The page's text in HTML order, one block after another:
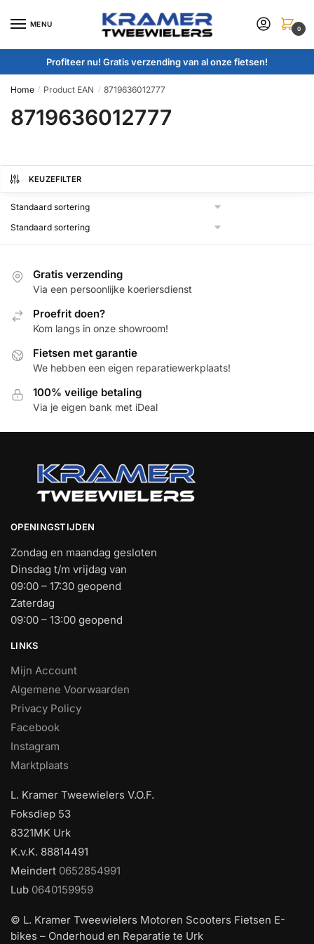
MENU
0
Profiteer nu! Gratis verzending van al onze fietsen!
Home / Product EAN / 8719636012777
8719636012777
KEUZEFILTER
Gratis verzending
Via een persoonlijke koeriersdienst
Proefrit doen?
Kom langs in onze showroom!
Fietsen met garantie
We hebben een eigen reparatiewerkplaats!
100% veilige betaling
Via je eigen bank met iDeal
OPENINGSTIJDEN
Zondag en maandag gesloten
Dinsdag t/m vrijdag van
09:00 – 17:30 geopend
Zaterdag
09:00 – 13:00 geopend
LINKS
Mijn Account
Algemene Voorwaarden
Privacy Policy
Facebook
Instagram
Marktplaats
L. Kramer Tweewielers V.O.F.
Foksdiep 53
8321MK Urk
K.v.K. 88814491
Meindert 0652854991
Lub 0640159959
© L. Kramer Tweewielers Motoren Scooters Fietsen E-
bikes – Onderhoud en Reparatie te Urk